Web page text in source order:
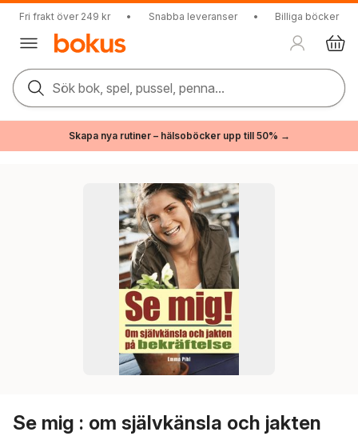
Fri frakt över 249 kr • Snabba leveranser • Billiga böcker
Sök bok, spel, pussel, penna...
Skapa nya rutiner – hälsoböcker upp till 50% →
Se mig : om självkänsla och jakten